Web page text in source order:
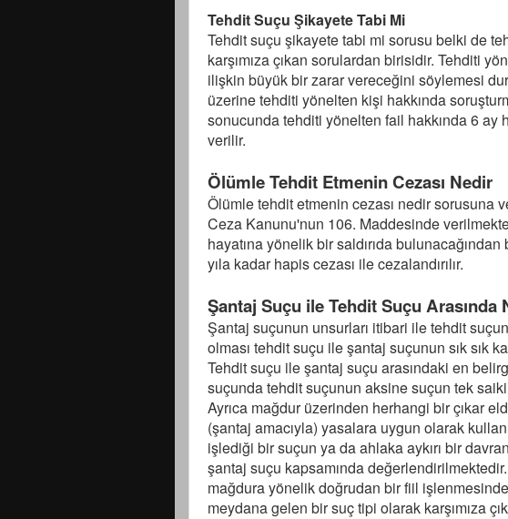
Tehdit Suçu Şikayete Tabi Mi
Tehdit suçu şikayete tabi mi sorusu belki de
karşımıza çıkan sorulardan birisidir. Tehditi
ilişkin büyük bir zarar vereceğini söylemesi
üzerine tehditi yönelten kişi hakkında
sonucunda tehditi yönelten fail hakkında 6 ay
verilir.
Ölümle Tehdit Etmenin Cezası Nedir
Ölümle tehdit etmenin cezası nedir sorusuna
Ceza Kanunu'nun 106. Maddesinde
hayatına yönelik bir saldırıda
yıla kadar hapis cezası ile cezalandırılır.
Şantaj Suçu ile Tehdit Suçu Arasında
Şantaj suçunun unsurları itibari ile tehdit
olması tehdit suçu ile şantaj suçunun sık sık
Tehdit suçu ile şantaj suçu arasındaki en
suçunda tehdit suçunun aksine suçun tek saiki
Ayrıca mağdur üzerinden herhangi bir çıkar
(şantaj amacıyla) yasalara uygun olarak
işlediği bir suçun ya da ahlaka aykırı bir
şantaj suçu kapsamında
mağdura yönelik doğrudan bir fiil
meydana gelen bir suç tipi olarak karşımıza